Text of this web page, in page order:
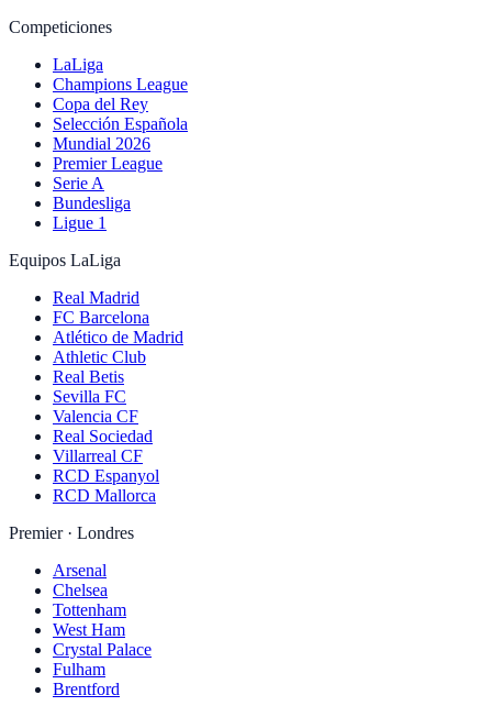
Competiciones
LaLiga
Champions League
Copa del Rey
Selección Española
Mundial 2026
Premier League
Serie A
Bundesliga
Ligue 1
Equipos LaLiga
Real Madrid
FC Barcelona
Atlético de Madrid
Athletic Club
Real Betis
Sevilla FC
Valencia CF
Real Sociedad
Villarreal CF
RCD Espanyol
RCD Mallorca
Premier · Londres
Arsenal
Chelsea
Tottenham
West Ham
Crystal Palace
Fulham
Brentford